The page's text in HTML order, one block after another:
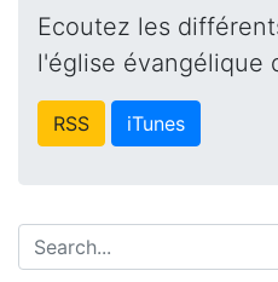
Ecoutez les
l'église évangélique
RSS iTunes